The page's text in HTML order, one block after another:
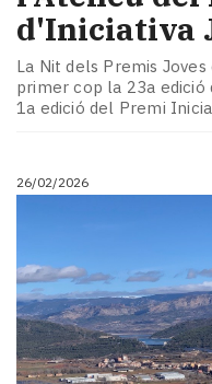
d'Iniciativa
La Nit dels Premis
primer cop la 23a
1a edició del Premi
26/02/2026